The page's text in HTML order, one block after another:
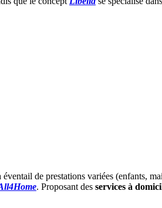
de prestations variées (enfants,
. Proposant des services à